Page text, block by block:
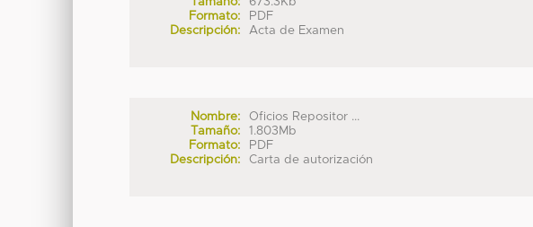
Formato:
PDF
Descripción:
Acta de Examen
Nombre:
Oficios Repositor ...
Tamaño:
1.803Mb
Formato:
PDF
Descripción:
Carta de autorización